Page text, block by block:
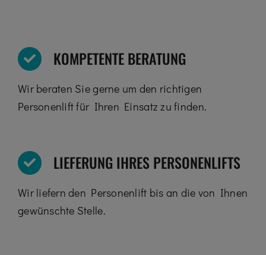
KOMPETENTE BERATUNG
Wir beraten Sie gerne um den richtigen
Personenlift für Ihren Einsatz zu finden.
LIEFERUNG IHRES PERSONENLIFTS
Wir liefern den Personenlift bis an die von Ihnen
gewünschte Stelle.